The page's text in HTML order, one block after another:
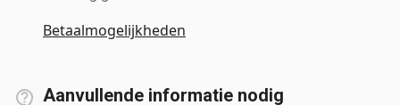
Betaalmogelijkheden
Aanvullende informatie nodig